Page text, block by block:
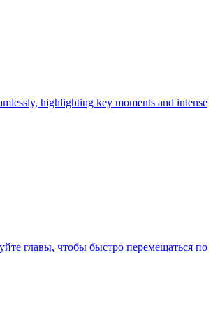
highlighting key moments and intense
главы, чтобы быстро перемещаться по